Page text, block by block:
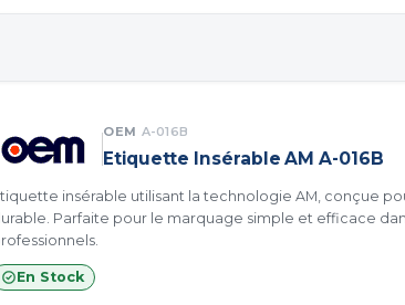
OEM A-016B
Etiquette Insérable AM A-016B
insérable utilisant la technologie AM, conçue
Parfaite pour le marquage simple et efficace
En Stock